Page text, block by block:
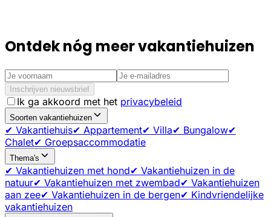
Ontdek nóg meer vakantiehuizen
Inschrijven nieuwsbrief
Ik ga akkoord met het privacybeleid
Soorten vakantiehuizen
✔ Vakantiehuis✔ Appartement✔ Villa✔ Bungalow✔
Chalet✔ Groepsaccommodatie
Thema's
✔ Vakantiehuizen met hond✔ Vakantiehuizen in de
natuur✔ Vakantiehuizen met zwembad✔ Vakantiehuizen
aan zee✔ Vakantiehuizen in de bergen✔ Kindvriendelijke
vakantiehuizen